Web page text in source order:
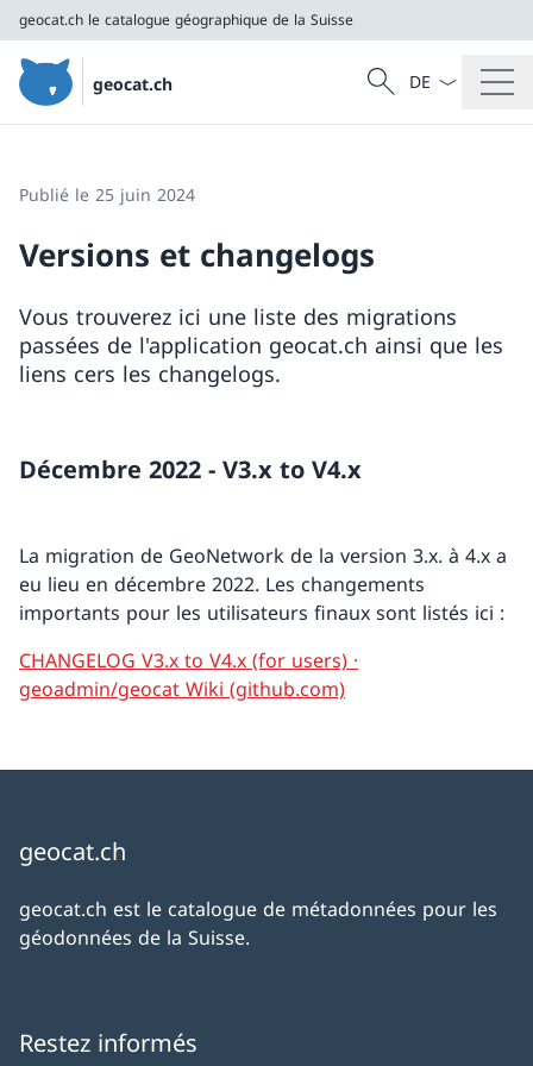
geocat.ch le catalogue géographique de la Suisse
geocat.ch
le catalogue géographique de la Suisse
Recherche
Recherche
La langue
Publié le 25 juin 2024
Versions et changelogs
Vous trouverez ici une liste des migrations
passées de l'application geocat.ch ainsi que les
liens cers les changelogs.
Décembre 2022 - V3.x to V4.x
La migration de GeoNetwork de la version 3.x. à 4.x a
eu lieu en décembre 2022. Les changements
importants pour les utilisateurs finaux sont listés ici :
CHANGELOG V3.x to V4.x (for users) ·
geoadmin/geocat Wiki (github.com)
geocat.ch
geocat.ch est le catalogue de métadonnées pour les
géodonnées de la Suisse.
Restez informés